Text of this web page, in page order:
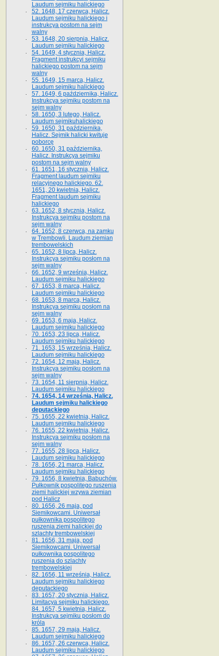
Laudum sejmiku halickiego
52. 1648, 17 czerwca, Halicz.
Laudum sejmiku halickiego i
instrukcya postom na sejm
walny
53. 1648, 20 sierpnia, Halicz.
Laudum sejmiku halickiego
54. 1649, 4 stycznia, Halicz.
Fragment instrukcyi sejmiku
halickiego postom na sejm
walny
55. 1649, 15 marca, Halicz.
Laudum sejmiku halickiego
57. 1649, 6 października, Halicz.
Instrukcya sejmiku postom na
sejm walny
58. 1650, 3 lutego, Halicz.
Laudum sejmikuhalickiego
59. 1650, 31 października,
Halicz. Sejmik halicki kwituje
poborcę
60. 1650, 31 października,
Halicz. Instrukcya sejmiku
postom na sejm walny
61. 1651, 16 stycznia, Halicz.
Fragment laudum sejmiku
relacyjnego halickiego. 62.
1651, 20 kwietnia, Halicz.
Fragment laudum sejmiku
halickiego
63. 1652, 8 stycznia, Halicz.
Instrukcya sejmiku postom na
sejm walny
64. 1652, 8 czerwca, na zamku
w Trembowli. Laudum ziemian
trembowelskich
65. 1652, 8 lipca, Halicz.
Instrukcya sejmiku posłom na
sejm walny
66. 1652, 9 września, Halicz.
Laudum sejmiku halickiego
67. 1653, 8 marca, Halicz.
Laudum sejmiku halickiego
68. 1653, 8 marca, Halicz.
Instrukcya sejmiku posłom na
sejm walny
69. 1653, 6 maja, Halicz.
Laudum sejmiku halickiego
70. 1653, 23 lipca, Halicz.
Laudum sejmiku halickiego
71. 1653, 15 września, Halicz.
Laudum sejmiku halickiego
72. 1654, 12 maja, Halicz.
Instrukcya sejmiku posłom na
sejm walny
73. 1654, 11 sierpnia, Halicz.
Laudum sejmiku halickiego
74. 1654, 14 września, Halicz.
Laudum sejmiku halickiego
deputackiego
75. 1655, 22 kwietnia, Halicz.
Laudum sejmiku halickiego
76. 1655, 22 kwietnia, Halicz.
Instrukcya sejmiku posłom na
sejm walny
77. 1655, 28 lipca, Halicz.
Laudum sejmiku halickiego
78. 1656, 21 marca, Halicz.
Laudum sejmiku halickiego
79. 1656, 8 kwietnia, Babuchów.
Pułkownik pospolitego ruszenia
ziemi halickiej wzywa ziemian
pod Halicz
80. 1656, 26 maja, pod
Siemikowcami. Uniwersał
pułkownika pospolitego
ruszenia ziemi halickiej do
szlachty trembowelskiej
81. 1656, 31 maja, pod
Siemikowcami. Uniwersał
pułkownika pospolitego
ruszenia do szlachty
trembowelskiej
82. 1656, 11 września, Halicz.
Laudum sejmiku halickiego
deputackiego
83. 1657, 20 stycznia, Halicz.
Limitacya sejmiku halickiego.
84. 1657, 5 kwietnia, Halicz.
Instrukcya sejmiku posłom do
króla
85. 1657, 29 maja, Halicz.
Laudum sejmiku halickiego
86. 1657, 26 czerwca, Halicz.
Laudum sejmiku halickiego